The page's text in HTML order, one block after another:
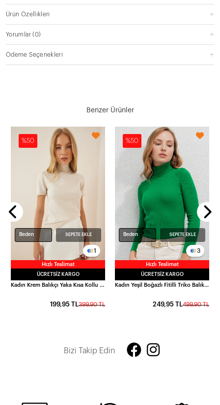
Ürün Özellikleri
Yorumlar(0)
Ödeme Seçenekleri
Benzer Ürünler
%50
Hızlı Teslimat
1
Beden SEPETE EKLE
ÜCRETSIZ KARGO
Kadın Krem Balıkçı Yaka Kısa Kollu Boğazlı Triko Kazak HZL23W-BD1101051
399,90 TL
199,95 TL
%50
Hızlı Teslimat
3
Beden SEPETE EKLE
ÜCRETSIZ KARGO
Kadın Yeşil Boğazlı Fitilli Triko Balıkçı Yaka Kazak HZL22W-BD1445001
499,90 TL
249,95 TL
Bizi Takip Edin